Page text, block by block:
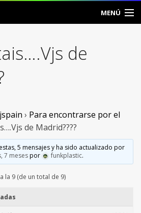
MENÚ
de
› Para encontrarse por el
de Madrid????
5 mensajes y ha sido actualizado por
7 mesespor funkplastic.
la 9 (de un total de 9)